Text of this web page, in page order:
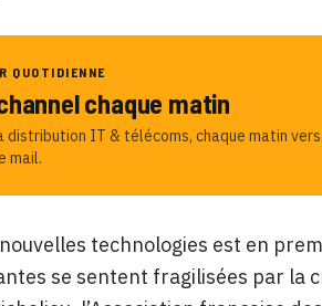
QUOTIDIENNE
chaque matin
distribution IT & télécoms, chaque matin vers
mail.
technologies est en
se sentent fragilisées par la